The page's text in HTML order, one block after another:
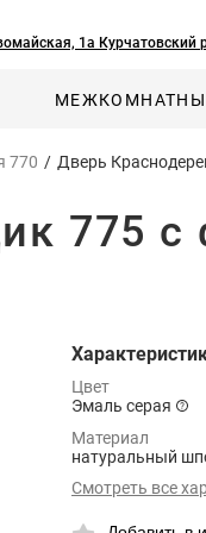
1а Курчатовский
770 / Дверь
775
Цвет
Эмаль серая
Материал
натуральный
Смотреть все